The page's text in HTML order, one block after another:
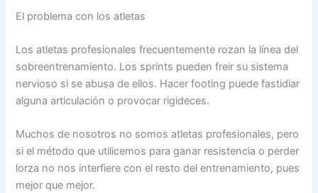
El problema con los atletas
Los atletas profesionales frecuentemente rozan la línea del
sobreentrenamiento. Los sprints pueden freir su sistema
nervioso si se abusa de ellos. Hacer footing puede fastidiar
alguna articulación o provocar rigideces.
Muchos de nosotros no somos atletas profesionales, pero
si el método que utilicemos para ganar resistencia o perder
lorza no nos interfiere con el resto del entrenamiento, pues
mejor que mejor.